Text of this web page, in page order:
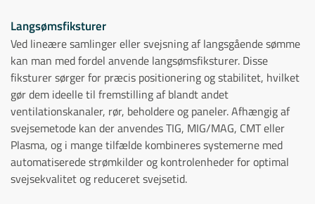
Langsømsfiksturer
Ved lineære samlinger eller svejsning af langsgående sømme
kan man med fordel anvende langsømsfiksturer. Disse
fiksturer sørger for præcis positionering og stabilitet, hvilket
gør dem ideelle til fremstilling af blandt andet
ventilationskanaler, rør, beholdere og paneler. Afhængig af
svejsemetode kan der anvendes TIG, MIG/MAG, CMT eller
Plasma, og i mange tilfælde kombineres systemerne med
automatiserede strømkilder og kontrolenheder for optimal
svejsekvalitet og reduceret svejsetid.